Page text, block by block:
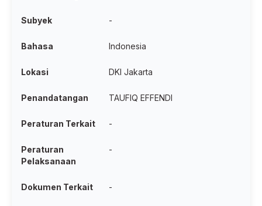
Subyek -
Bahasa Indonesia
Lokasi DKI Jakarta
Penandatangan TAUFIQ EFFENDI
Peraturan Terkait -
Peraturan
Pelaksanaan
-
Dokumen Terkait -